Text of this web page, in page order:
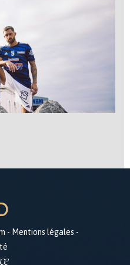
- Mentions légales -